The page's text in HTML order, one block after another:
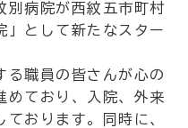
別病院が西紋五市町村
」として新たなスター
る職員の皆さんが心の
めており、入院、外来
おります。同時に、